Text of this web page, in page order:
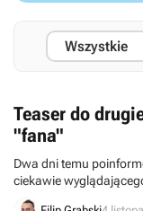
Teaser do
"fana"
Dwa dni temu
ciekawie
odsłonę bardzo